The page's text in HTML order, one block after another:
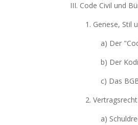
III. Code Civil und
1. Genese, Stil
a) Der
b) Der
c) Das
2. Vertragsrecht
a)